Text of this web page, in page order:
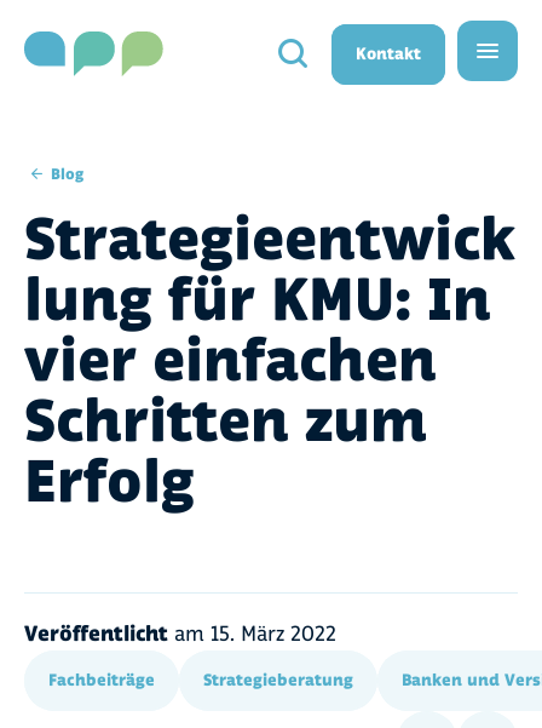
Kontakt
Blog
Strategieentwick
lung für KMU: In
vier einfachen
Schritten zum
Erfolg
Veröffentlicht am 15. März 2022
Fachbeiträge Strategieberatung Banken und